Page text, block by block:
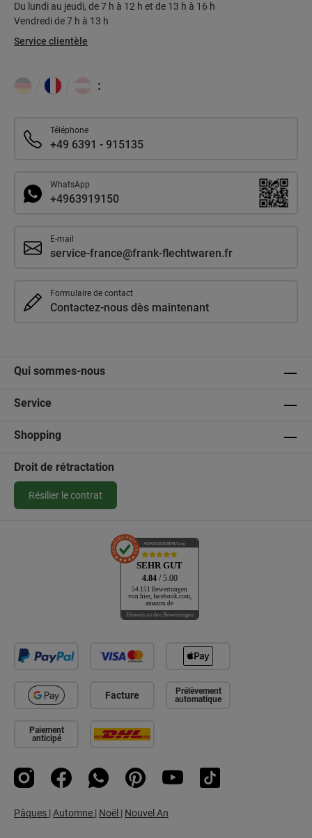
Du lundi au jeudi, de 7 h à 12 h et de 13 h à 16 h
Vendredi de 7 h à 13 h
Service clientèle
:
Téléphone
+49 6391 - 915135
WhatsApp
+4963919150
E-mail
service-france@frank-flechtwaren.fr
Formulaire de contact
Contactez-nous dès maintenant
Qui sommes-nous
Service
Shopping
Droit de rétractation
Résilier le contrat
AUSGEZEICHNET.org
SEHR GUT
4.84 / 5.00
54.151 Bewertungen
von hier, facebook.com,
amazon.de
Hinweis zu den Bewertungen
Facture
Prélèvement
automatique
Paiement
anticipé
InstagramFacebookWhatsApp PinterestYouTubeTikTok
Pâques | Automne | Noël | Nouvel An